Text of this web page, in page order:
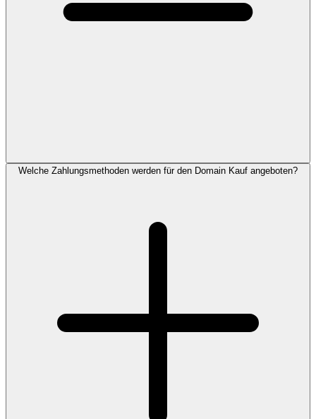
Welche Zahlungsmethoden werden für den Domain Kauf angeboten?